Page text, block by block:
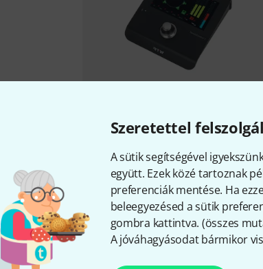
Szeretettel
A sütik segítségével
együtt. Ezek közé tartoznak
preferenciák mentése. Ha
beleegyezésed a sütik
gombra kattintva. (összes
A jóváhagyásodat bármikor